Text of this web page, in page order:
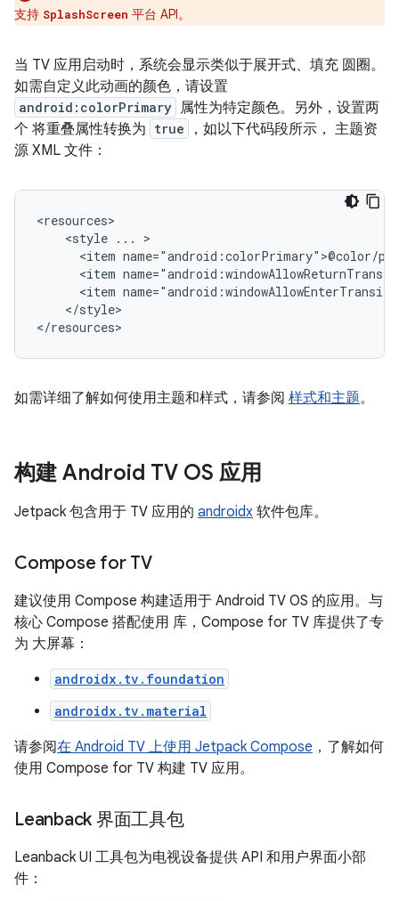
支持 SplashScreen 平台 API。
当 TV 应用启动时，系统会显示类似于展开式、填充 圆圈。
如需自定义此动画的颜色，请设置
android:colorPrimary 属性为特定颜色。另外，设置两
个 将重叠属性转换为 true
，如以下代码段所示， 主题资
源 XML 文件：
<style ...
<item
<item
<item
</style>
</resources>
如需详细了解如何使用主题和样式，请参阅 样式和主题。
构建 Android TV OS 应用
Jetpack 包含用于 TV 应用的 androidx 软件包库。
Compose for TV
建议使用 Compose 构建适用于 Android TV OS 的应用。与
核心 Compose 搭配使用 库，Compose for TV 库提供了专
为 大屏幕：
androidx.tv.foundation
androidx.tv.material
请参阅在 Android TV 上使用 Jetpack Compose ，了解如何
使用 Compose for TV 构建 TV 应用。
Leanback 界面工具包
Leanback UI 工具包为电视设备提供 API 和用户界面小部
件：